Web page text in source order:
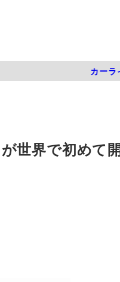
カーラ
世界で初めて